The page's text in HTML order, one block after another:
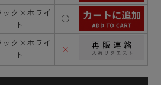
ック×ホワイ
ト
○
ック×ホワイ
ト
×